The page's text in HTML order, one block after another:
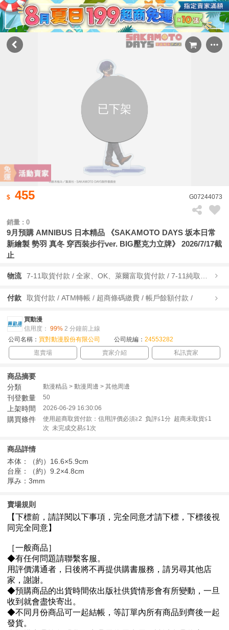
已下架
455 G07244073
銷量 : 0
9月預購 AMNIBUS 日本精品 《SAKAMOTO DAYS 坂本日常
新繪製 勢羽 真冬 穿西裝步行ver. BIG壓克力立牌》 2026/7/17截
止
物流
付款 取貨付款 / ATM轉帳 / 超商條碼繳費 / 帳戶餘額付款 /
買動漫
信用度： 99% 2 分鐘前上線
公司名稱： 買對動漫股份有限公司 公司統編： 24553282
逛賣場
賣家介紹 私訊賣家
商品摘要
分類
動漫精品 > 動漫周邊 > 其他周邊
刊登數量 50
上架時間 2026-06-29 16:30:06
購買條件
使用超商取貨付款：信用評價必須≧2 負評≦1分 超商未取貨≦1
次 未完成交易≦1次
商品詳情
本体：（約）16.6×5.9cm
台座：（約）9.2×4.8cm
厚み：3mm
賣場規則